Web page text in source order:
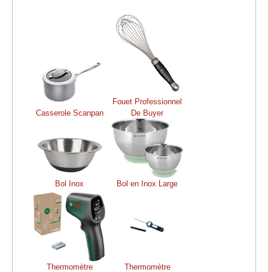
Casserole Scanpan
Fouet Professionnel
De Buyer
Bol Inox Bol en Inox Large
Thermomètre
Thermomètre